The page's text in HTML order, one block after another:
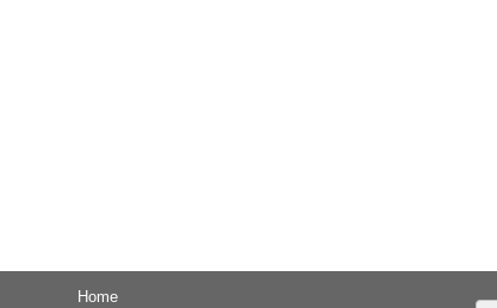
Home